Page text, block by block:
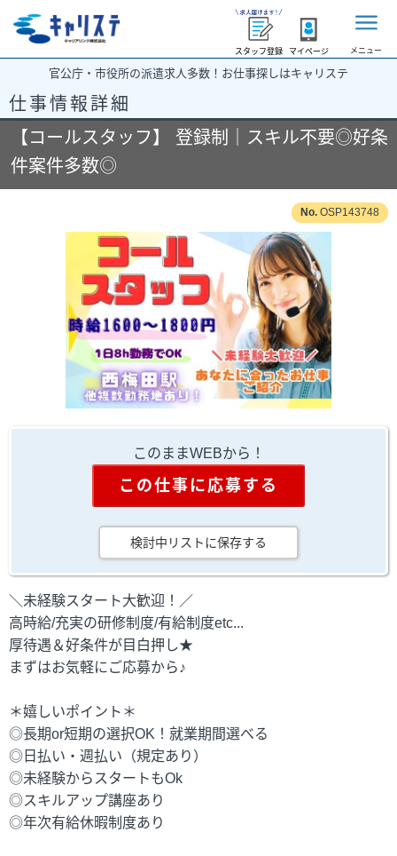
スタッフ登録 マイページ メニュー
官公庁・市役所の派遣求人多数！お仕事探しはキャリステ
仕事情報詳細
【コールスタッフ】 登録制｜スキル不要◎好条
件案件多数◎
OSP143748
このままWEBから！
この仕事に応募する
検討中リストに保存する
＼未経験スタート大歓迎！／
高時給/充実の研修制度/有給制度etc...
厚待遇＆好条件が目白押し★
まずはお気軽にご応募から♪
＊嬉しいポイント＊
◎長期or短期の選択OK！就業期間選べる
◎日払い・週払い（規定あり）
◎未経験からスタートもOk
◎スキルアップ講座あり
◎年次有給休暇制度あり